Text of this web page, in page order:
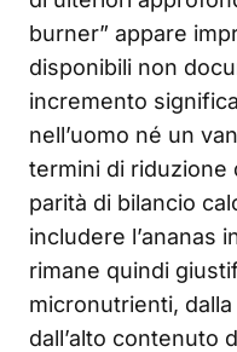
burner” appare
disponibili non
incremento
nell’uomo né un
termini di riduzione
parità di bilancio
includere l’ananas
rimane quindi
micronutrienti,
dall’alto contenuto